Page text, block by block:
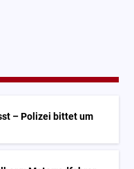
– Polizei bittet um